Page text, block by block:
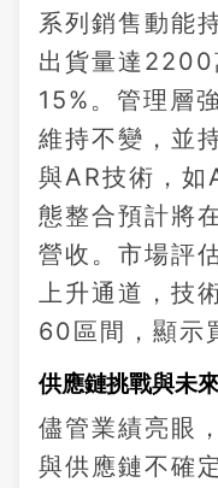
系列銷售動能
出貨量達2200
15%。管理層
維持不變，並
與AR技術，
態整合預計將
營收。市場評
上升通道，技
60區間，顯示
供應鏈挑戰與未
儘管業績亮眼
與供應鏈不確